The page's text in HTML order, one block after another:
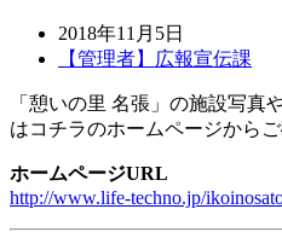
2018年11月5日
【管理者】広報宣伝課
「憩いの里 名張」の施設写真
はコチラのホームページから
ホームページURL
http://www.life-techno.jp/